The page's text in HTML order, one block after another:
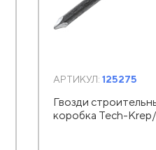
АРТИКУЛ: 125275
Гвозди
коробка Tech-